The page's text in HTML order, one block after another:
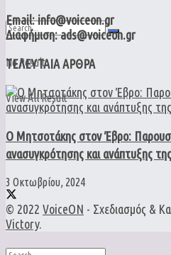
No Result
View All Result
Email: info@voiceon.gr
Διαφήμιση: ads@voiceon.gr
ΤΕΛΕΥΤΑΙΑ ΑΡΘΡΑ
Ο Μητσοτάκης στον Έβρο:
ανασυγκρότησης και ανάπτυξης
3 Οκτωβρίου, 2024
© 2022 VoiceON - Σχεδιασμός &
Victory.